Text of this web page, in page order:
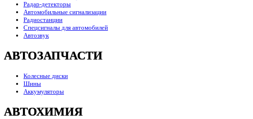
Радар-детекторы
Автомобильные сигнализации
Радиостанции
Спецсигналы для автомобилей
Автозвук
АВТОЗАПЧАСТИ
Колесные диски
Шины
Аккумуляторы
АВТОХИМИЯ